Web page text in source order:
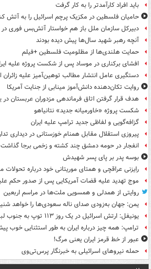
باید افراد کارآمدتر را به کار گرفت
حامیان فلسطین در مکزیک پرچم اسرائیل را به آتش
دبیرکل سازمان ملل باز هم خواستار آتش‌بس فوری در
آنچه رهبر شهید سال‌ها پیش دیده بودند
حمایت هلندی‌ها از مظلومیت فلسطین +فیلم
افشای برکناری در موساد پس از شکست پروژه علیه
دستگیری عامل انتشار مطالب توهین‌آمیز علیه
روایت تکان‌دهنده دانش‌آموز مینابی از جنایت آمریکا
هدف قرار گرفتن اتاق‌ فرماندهی مزدوران عربستان در
شکست پروژه «خاورمیانه جدید» نتانیاهو
گزافه‌گویی و لفاظی جدید ترامپ علیه ایران
پیروزی استقلال مقابل همنام خوزستانی در دیداری
انفجار در حومه دمشق چند کشته و زخمی برجا گذاشت
بوسه‌ پدر بر پای پسر شهیدش
رایزنی عراقچی و همتای موریتانی خود درباره تحولات
موج تهدید علیه قضات آمریکایی پس از صدور حکم
روایتی از همدلی و همسویی ملت‌ها در مراسم اربعین
یمن: جهان به‌زودی صدای ناله سعودی‌ها را خواهد
یونیفل: ارتش اسرائیل در یک روز ۱۱۳ توپ به جنوب لبنان شلیک کرده است
ترامپ: همه چیز درباره ایران به طور استثنایی خوب
عبور از خط قرمز ایران یعنی مرگ!
حمله نیروهای اسرائیلی به خبرنگار پرس‌تی‌وی